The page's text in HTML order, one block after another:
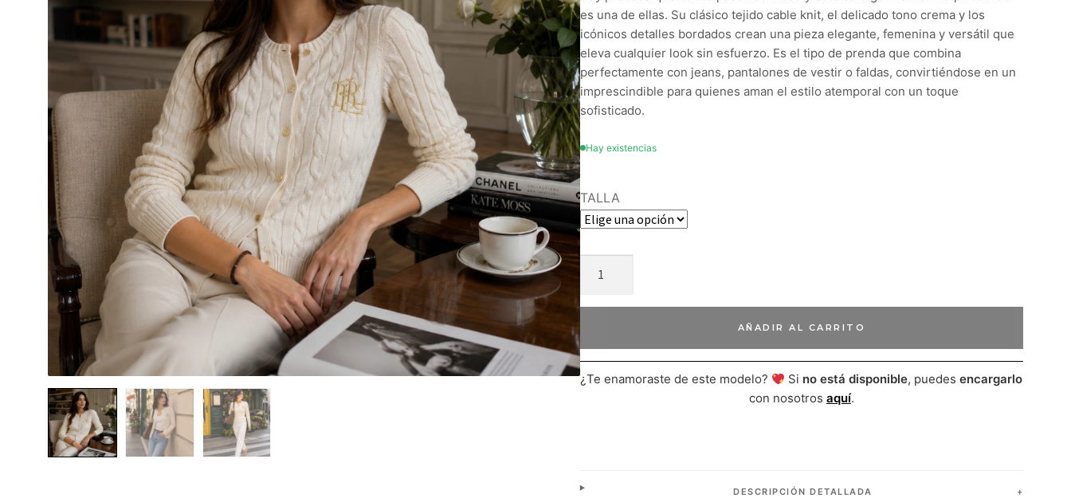
es una de ellas. Su clásico tejido cable knit, el delicado tono crema y los
icónicos detalles bordados crean una pieza elegante, femenina y versátil que
eleva cualquier look sin esfuerzo. Es el tipo de prenda que combina
perfectamente con jeans, pantalones de vestir o faldas, convirtiéndose en un
imprescindible para quienes aman el estilo atemporal con un toque
sofisticado.
Hay existencias
TALLA
AÑADIR AL CARRITO
¿Te enamoraste de este modelo? Si no está disponible, puedesencargarlo
con nosotros aquí.
DESCRIPCIÓN DETALLADA